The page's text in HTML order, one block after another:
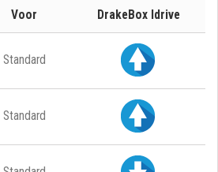
Voor DrakeBox Idrive
Standard
Standard